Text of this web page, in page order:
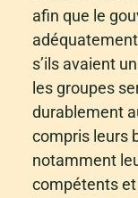
afin que le
s’ils avaient
les groupes
durablement
compris leurs
notamment
compétents